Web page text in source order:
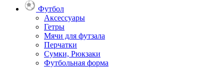
Футбол
Аксессуары
Гетры
Мячи для футзала
Перчатки
Сумки, Рюкзаки
Футбольная форма